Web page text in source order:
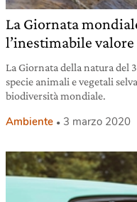
La Giornata
l’inestimabile
La Giornata della natura del
specie animali e vegetali
biodiversità mondiale.
Ambiente 3 marzo 2020